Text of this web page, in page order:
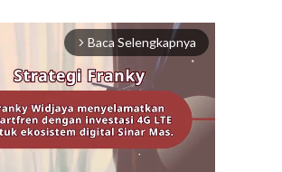
arrow_forward_ios Baca Selengkapnya